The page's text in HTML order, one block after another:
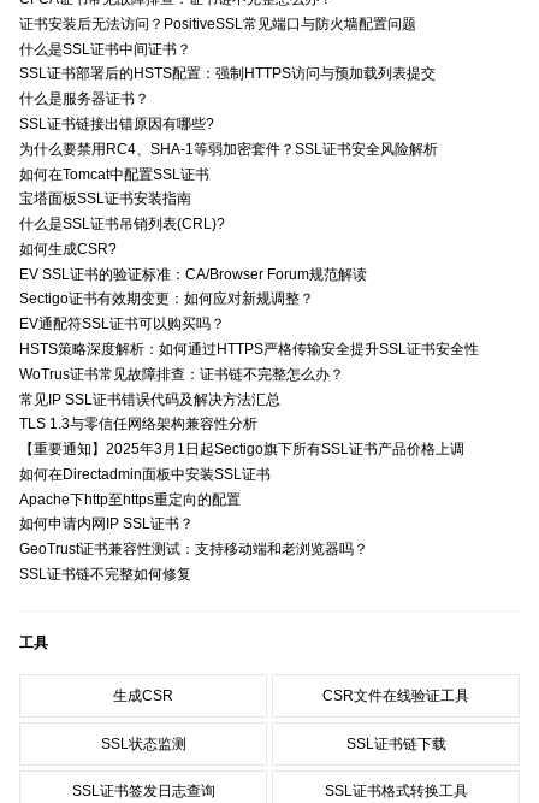
证书安装后无法访问？PositiveSSL常见端口与防火墙配置问题
什么是SSL证书中间证书？
SSL证书部署后的HSTS配置：强制HTTPS访问与预加载列表提交
什么是服务器证书？
SSL证书链接出错原因有哪些?
为什么要禁用RC4、SHA-1等弱加密套件？SSL证书安全风险解析
如何在Tomcat中配置SSL证书
宝塔面板SSL证书安装指南
什么是SSL证书吊销列表(CRL)?
如何生成CSR?
EV SSL证书的验证标准：CA/Browser Forum规范解读
Sectigo证书有效期变更：如何应对新规调整？
EV通配符SSL证书可以购买吗？
HSTS策略深度解析：如何通过HTTPS严格传输安全提升SSL证书安全性
WoTrus证书常见故障排查：证书链不完整怎么办？
常见IP SSL证书错误代码及解决方法汇总
TLS 1.3与零信任网络架构兼容性分析
【重要通知】2025年3月1日起Sectigo旗下所有SSL证书产品价格上调
如何在Directadmin面板中安装SSL证书
Apache下http至https重定向的配置
如何申请内网IP SSL证书？
GeoTrust证书兼容性测试：支持移动端和老浏览器吗？
SSL证书链不完整如何修复
工具
生成CSR CSR文件在线验证工具
SSL状态监测 SSL证书链下载
SSL证书签发日志查询 SSL证书格式转换工具